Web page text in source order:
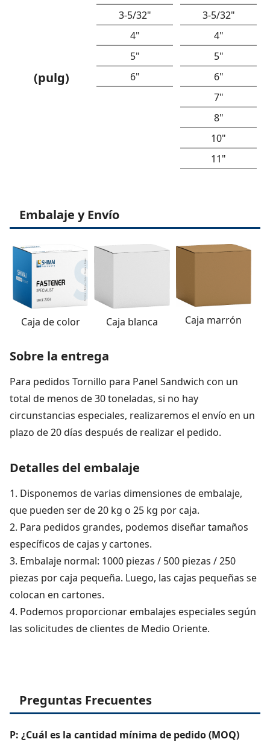
(pulg)
3-5/32"
4"
5"
6"
3-5/32"
4"
5"
6"
7"
8"
10"
11"
Embalaje y Envío
Caja de color Caja blanca Caja marrón
Sobre la entrega
Para pedidos Tornillo para Panel Sandwich con un
total de menos de 30 toneladas, si no hay
circunstancias especiales, realizaremos el envío en un
plazo de 20 días después de realizar el pedido.
Detalles del embalaje
1. Disponemos de varias dimensiones de embalaje,
que pueden ser de 20 kg o 25 kg por caja.
2. Para pedidos grandes, podemos diseñar tamaños
específicos de cajas y cartones.
3. Embalaje normal: 1000 piezas / 500 piezas / 250
piezas por caja pequeña. Luego, las cajas pequeñas se
colocan en cartones.
4. Podemos proporcionar embalajes especiales según
las solicitudes de clientes de Medio Oriente.
Preguntas Frecuentes
P: ¿Cuál es la cantidad mínima de pedido (MOQ)